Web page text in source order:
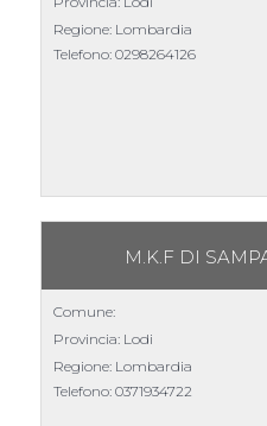
Regione: Lombardia
Telefono: 0298264126
M.K.F DI
Comune:
Provincia: Lodi
Regione: Lombardia
Telefono: 0371934722